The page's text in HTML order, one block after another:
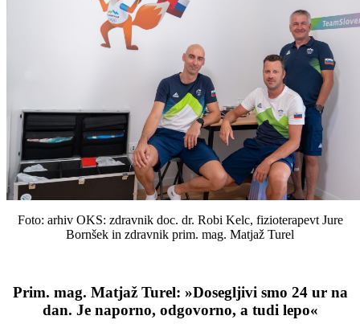
Foto: arhiv OKS: zdravnik doc. dr. Robi Kelc, fizioterapevt Jure
Bornšek in zdravnik prim. mag. Matjaž Turel
Prim. mag. Matjaž Turel: »Dosegljivi smo 24 ur na
dan. Je naporno, odgovorno, a tudi lepo«